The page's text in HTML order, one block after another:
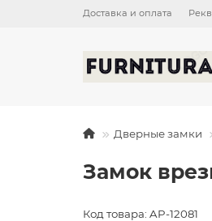
Доставка и оплата
Дверные замки
Замок
Код товара: AP-12081